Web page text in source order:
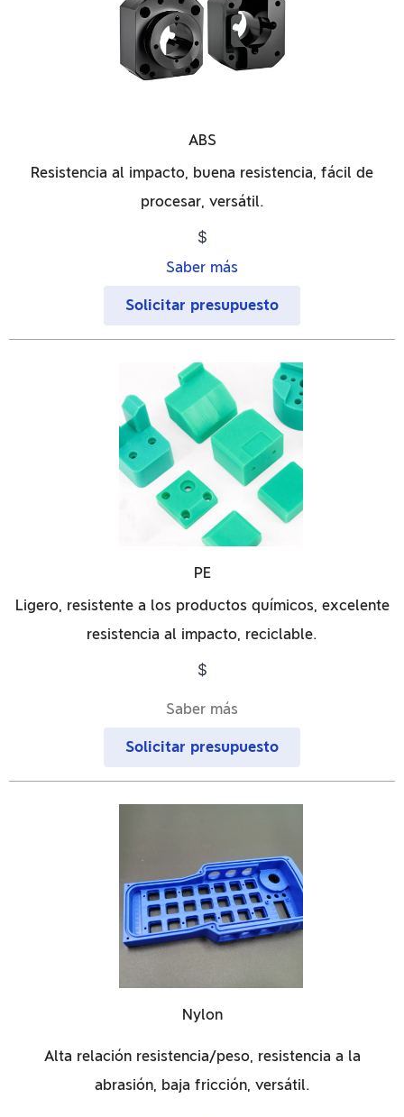
ABS
Resistencia al impacto, buena resistencia, fácil de
procesar, versátil.
$
Saber más
Solicitar presupuesto
PE
Ligero, resistente a los productos químicos, excelente
resistencia al impacto, reciclable.
$
Saber más
Solicitar presupuesto
Nylon
Alta relación resistencia/peso, resistencia a la
abrasión, baja fricción, versátil.